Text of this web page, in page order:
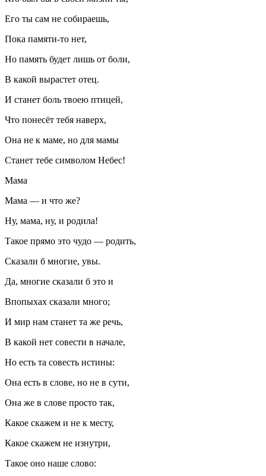
Его ты сам не собираешь,
Пока памяти-то нет,
Но память будет лишь от боли,
В какой вырастет отец.
И станет боль твоею птицей,
Что понесёт тебя наверх,
Она не к маме, но для мамы
Станет тебе символом Небес!
Мама
Мама — и что же?
Ну, мама, ну, и родила!
Такое прямо это чудо — родить,
Сказали б многие, увы.
Да, многие сказали б это и
Впопыхах сказали много;
И мир нам станет та же речь,
В какой нет совести в начале,
Но есть та совесть истины:
Она есть в слове, но не в сути,
Она же в слове просто так,
Какое скажем и не к месту,
Какое скажем не изнутри,
Такое оно наше слово: